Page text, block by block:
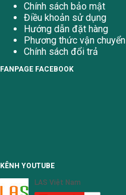
Chính sách bảo mật
Điều khoản sử dụng
Hướng dẫn đặt hàng
Phương thức vận chuyển
Chính sách đổi trả
FANPAGE FACEBOOK
KÊNH YOUTUBE